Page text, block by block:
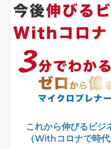
これから伸びるビジ
（Withコロナで時代